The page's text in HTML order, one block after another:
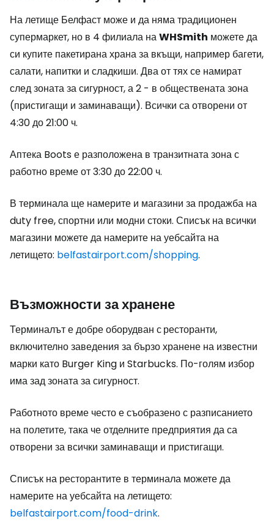
На летище Белфаст може и да няма традиционен
супермаркет, но в 4 филиала наWHSmith можете да
си купите пакетирана храна за вкъщи, например багети,
салати, напитки и сладкиши. Два от тях се намират
след зоната за сигурност, а 2 - в обществената зона
(пристигащи и заминаващи). Всички са отворени от
4:30 до 21:00 ч.
Аптека Boots е разположена в транзитната зона с
работно време от 3:30 до 22:00 ч.
В терминала ще намерите и магазини за продажба на
duty free, спортни или модни стоки. Списък на всички
магазини можете да намерите на уебсайта на
летището: belfastairport.com/shopping.
Възможности за хранене
Терминалът е добре оборудван сресторанти,
включително заведения за бързо хранене на известни
марки като Burger King и Starbucks. По-голям избор
има зад зоната за сигурност.
Работното време често е съобразено с разписанието
на полетите, така че отделните предприятия да са
отворени за всички заминаващи и пристигащи.
Списък на ресторантите в терминала можете да
намерите на уебсайта на летището:
belfastairport.com/food-drink.